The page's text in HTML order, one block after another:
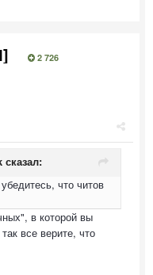
2 726
сказал:
что читов
в которой вы
все верите, что